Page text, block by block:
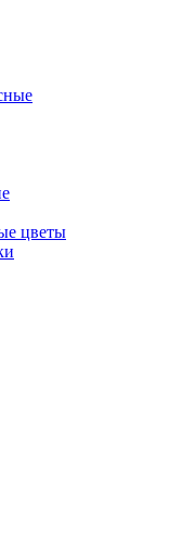
цветы